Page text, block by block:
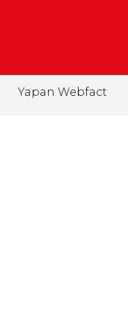
Yapan Webfact